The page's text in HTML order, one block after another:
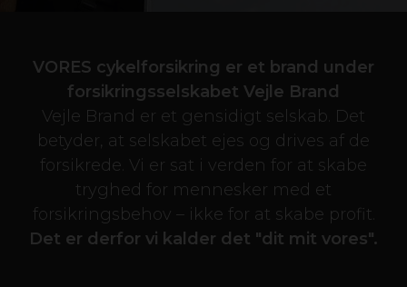
VORES cykelforsikring er et brand under
forsikringsselskabet Vejle Brand
Vejle Brand er et gensidigt selskab. Det
betyder, at selskabet ejes og drives af de
forsikrede. Vi er sat i verden for at skabe
tryghed for mennesker med et
forsikringsbehov – ikke for at skabe profit.
Det er derfor vi kalder det "dit mit vores".